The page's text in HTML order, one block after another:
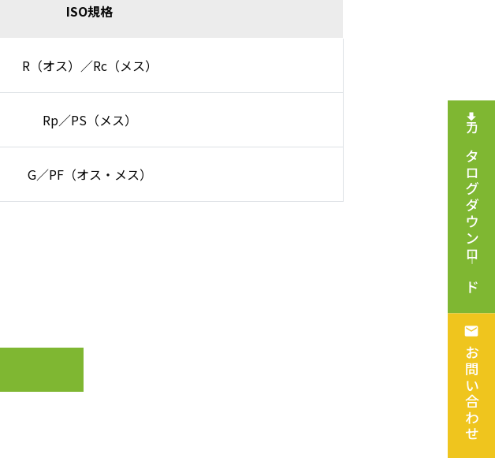
ISO規格
R（オス）／Rc（メス）
Rp／PS（メス）
G／PF（オス・メス） カタログダウンロ―ド
お問い合わせ